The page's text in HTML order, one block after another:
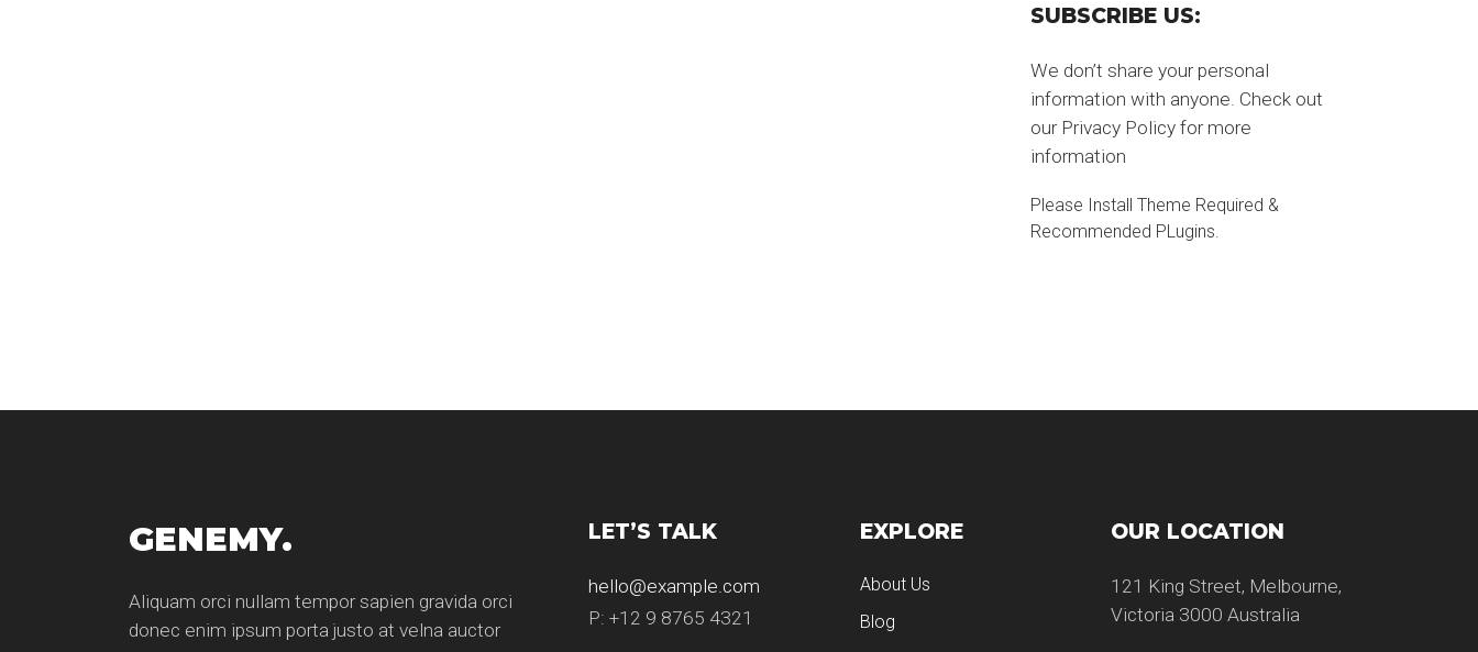
SUBSCRIBE US:
We don’t share your personal
information with anyone. Check out
our Privacy Policy for more
information
Please Install Theme Required &
Recommended PLugins.
GENEMY.
Aliquam orci nullam tempor sapien gravida orci
donec enim ipsum porta justo at velna auctor
LET’S TALK
hello@example.com
P: +12 9 8765 4321
EXPLORE
About Us
Blog
OUR LOCATION
121 King Street, Melbourne,
Victoria 3000 Australia